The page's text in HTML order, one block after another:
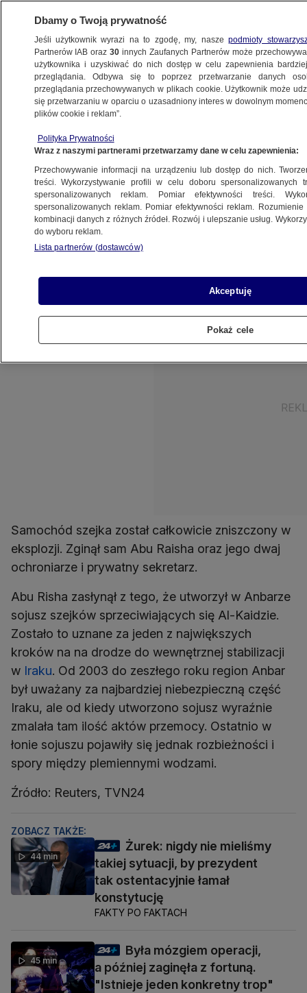
ŚWIAT
13.09.2007, 16:05Aktualizacja:13.09.2007, 16:15
Udostępnij
W zamachu bombowym zginął w czwartek szejk
Abdul Sattar Abu Risha - przywódca irackich
sunnitów, znany ze sprzeciwu wobec działań Al-
niedaleko Ramadi, gdzie Abu Risha mieszkał.
Samochód szejka został całkowicie zniszczony w
eksplozji. Zginął sam Abu Raisha oraz jego dwaj
ochroniarze i prywatny sekretarz.
Abu Risha zasłynął z tego, że utworzył w Anbarze
sojusz szejków sprzeciwiających się Al-Kaidzie.
Zostało to uznane za jeden z największych
kroków na na drodze do wewnętrznej stabilizacji
w Iraku. Od 2003 do zeszłego roku region Anbar
był uważany za najbardziej niebezpieczną część
Iraku, ale od kiedy utworzono sojusz wyraźnie
zmalała tam ilość aktów przemocy. Ostatnio w
łonie sojuszu pojawiły się jednak rozbieżności i
spory między plemiennymi wodzami.
Źródło: Reuters, TVN24
ZOBACZ TAKŻE:
44 min
Żurek: nigdy nie mieliśmy
takiej sytuacji, by prezydent
tak ostentacyjnie łamał
konstytucję
FAKTY PO FAKTACH
45 min
Była mózgiem operacji,
a później zaginęła z fortuną.
"Istnieje jeden konkretny trop"
Dbamy o Twoją prywatność
Jeśli użytkownik wyrazi na to zgodę, my, naszepodmioty
Partnerów IAB oraz30 innych Zaufanych Partnerów może
użytkownika i uzyskiwać do nich dostęp w celu zapewnienia
przeglądania. Odbywa się to poprzez przetwarzanie danych
przeglądania przechowywanych w plikach cookie. Użytkownik może
się przetwarzaniu w oparciu o uzasadniony interes w dowolnym
plików cookie i reklam”.
Polityka Prywatności
Wraz z naszymi partnerami przetwarzamy dane w celu zapewnienia:
Przechowywanie informacji na urządzeniu lub dostęp do nich.
treści. Wykorzystywanie profili w celu doboru spersonalizowanych
spersonalizowanych reklam. Pomiar efektywności treści.
spersonalizowanych reklam. Pomiar efektywności reklam.
kombinacji danych z różnych źródeł. Rozwój i ulepszanie usług.
do wyboru reklam.
Lista partnerów (dostawców)
Akceptuję
Pokaż cele